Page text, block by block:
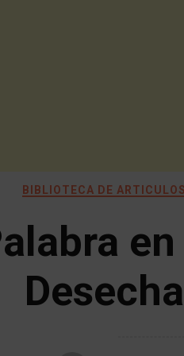
BIBLIOTECA DE ARTICULOS